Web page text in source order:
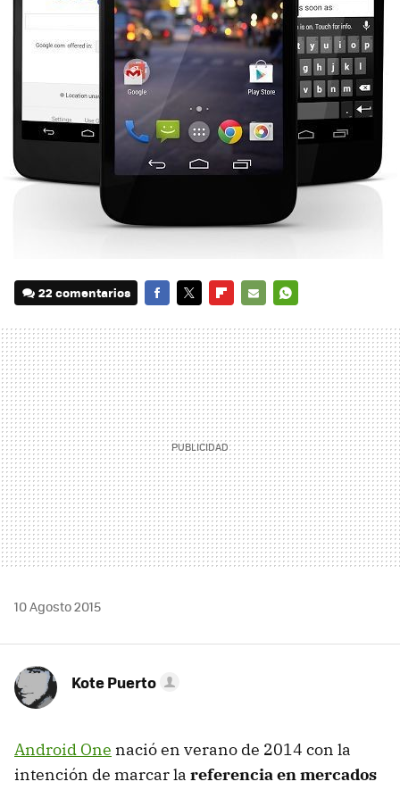
22 comentarios
MAIL
10 Agosto 2015
Kote Puerto
Android One nació en verano de 2014 con la
intención de marcar la referencia en mercados